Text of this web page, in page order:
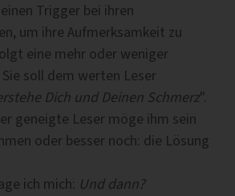
Trigger bei ihren
um ihre Aufmerksamkeit zu
eine mehr oder weniger
soll dem werten Leser
Dich und Deinen Schmerz".
geneigte Leser möge ihm sein
oder besser noch: die Lösung
ich mich: Und dann?